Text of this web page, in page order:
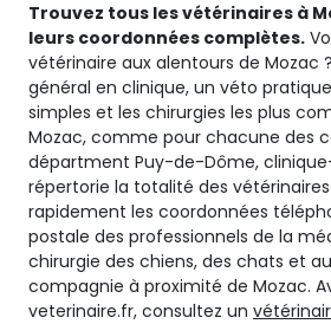
Trouvez tous les vétérinaires à
leurs coordonnées complètes.
vétérinaire aux alentours de Mozac
général en clinique, un véto
simples et les chirurgies les plus
Mozac, comme pour chacune des
départment Puy-de-Dôme,
répertorie la totalité des
rapidement les coordonnées
postale des professionnels de la
chirurgie des chiens, des chats et
compagnie à proximité de Mozac.
veterinaire.fr, consultez un